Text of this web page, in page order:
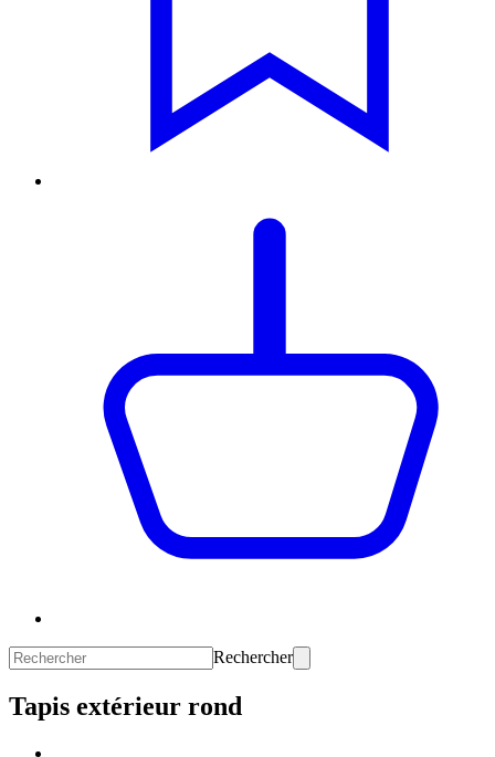
Rechercher
Tapis extérieur rond